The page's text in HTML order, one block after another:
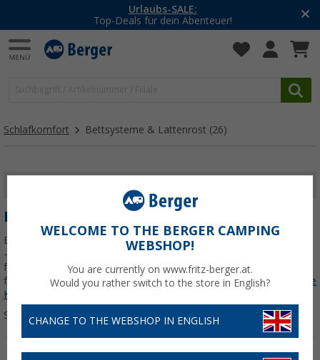
-20% auf Kleidung und Schuhe
Mit dem Aktionscode20SSV
Schlafkomfort Bettsysteme & Lattenrost (26)
BETTSYSTEME & LATTENROST
Erholsamer Schlaf ist beim Camping genauso wichtig wie Zuhause
– darum lohnt sich die Investition in ein hochwertiges Bettsystem
für dein Wohnmobil oder deinen Wohnwagen. Bei Fritz Berger
findest du passende Lösungen: von flexiblenJetzt mehr über unsere
Kategorie
Sortieren:
WELCOME TO THE BERGER CAMPING
WEBSHOP!
You are currently on www.fritz-berger.at.
Would you rather switch to the store in English?
CHANGE TO THE WEBSHOP IN ENGLISH